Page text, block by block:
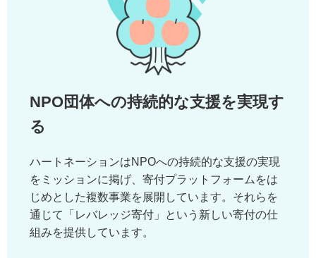
NPO団体への持続的な支援を実現す
る
ハートネーションはNPOへの持続的な支援の実現
をミッションに掲げ、寄付プラットフォームをは
じめとした複数事業を展開しています。それらを
通じて「レバレッジ寄付」という新しい寄付の仕
組みを提供しています。